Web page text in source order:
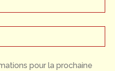
pour la prochaine